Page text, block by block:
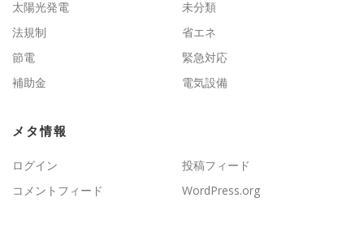
太陽光発電
未分類
法規制
省エネ
節電
緊急対応
補助金
電気設備
メタ情報
ログイン
投稿フィード
コメントフィード
WordPress.org